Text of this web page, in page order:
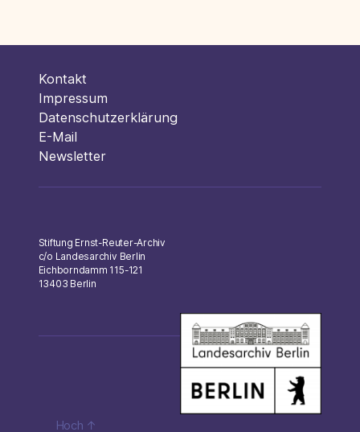
Kontakt
Impressum
Datenschutzerklärung
E-Mail
Newsletter
Stiftung Ernst-Reuter-Archiv
c/o Landesarchiv Berlin
Eichborndamm 115-121
13403 Berlin
Hoch ↑